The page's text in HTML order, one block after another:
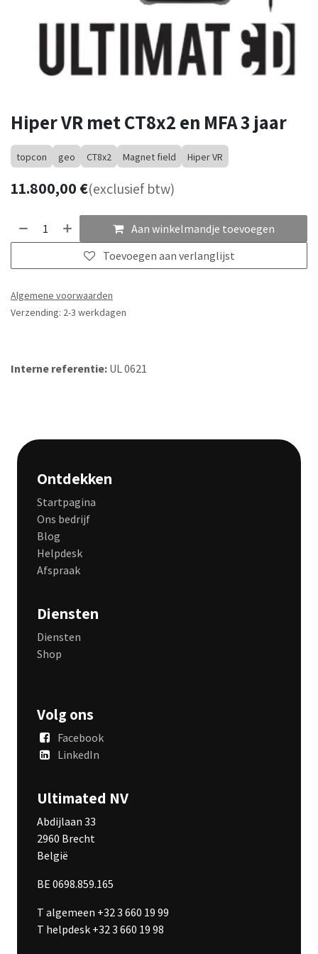
Hiper VR met CT8x2 en MFA 3 jaar
topcon geo CT8x2 Magnet field Hiper VR
11.800,00€(exclusief btw)
Aan winkelmandje toevoegen
Toevoegen aan verlanglijst
Algemene voorwaarden
Verzending: 2-3 werkdagen
Interne referentie: UL 0621
Ontdekken
Startpagina
Ons bedrijf
Blog
Helpdesk
Afspraak
Diensten
Diensten
Shop
Volg ons
Facebook
LinkedIn
Ultimated NV
Abdijlaan 33
2960 Brecht
België
BE 0698.859.165
T algemeen +32 3 660 19 99
T helpdesk +32 3 660 19 98